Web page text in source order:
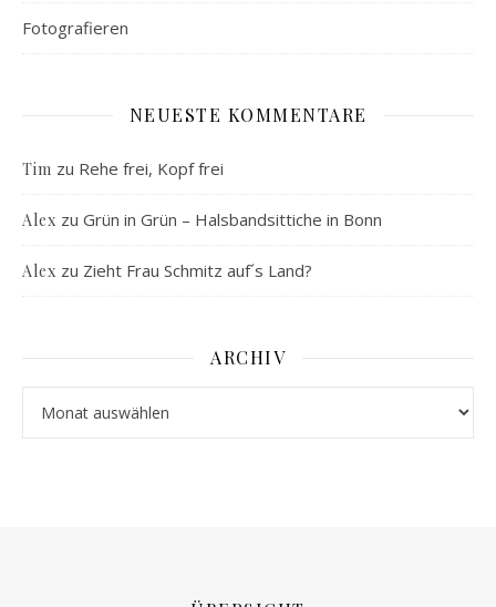
Fotografieren
NEUESTE KOMMENTARE
Tim zu Rehe frei, Kopf frei
Alex zu Grün in Grün – Halsbandsittiche in Bonn
Alex zu Zieht Frau Schmitz auf´s Land?
ARCHIV